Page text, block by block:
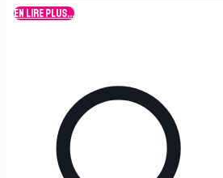
En lire plus...